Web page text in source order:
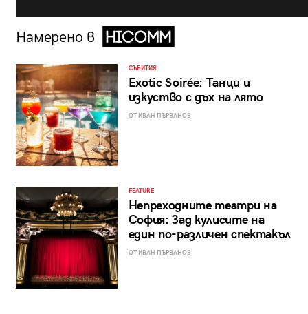
Намерено в
СЪБИТИЯ
Exotic Soirée: Танци и
изкуство с дъх на лято
ОТ ИВАН ПЪРВАНОВ
FEATURE
Непреходните театри на
София: Зад кулисите на
един по-различен спектакъл
ОТ ИВАН ПЪРВАНОВ